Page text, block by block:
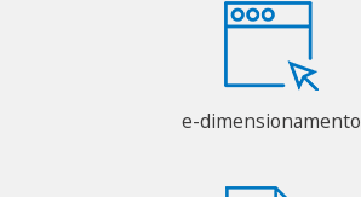
e-dimensionamento